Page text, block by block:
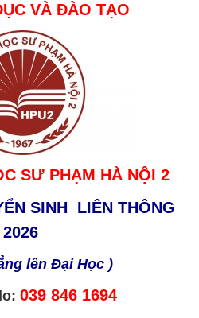
VÀ ĐÀO TẠO
SƯ PHẠM HÀ NỘI 2
SINH LIÊN THÔNG
2026
lên Đại Học )
039 846 1694